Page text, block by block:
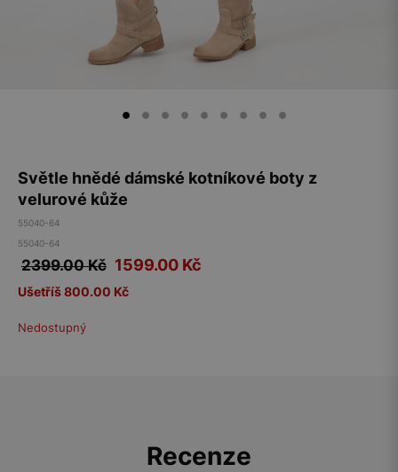
Světle hnědé dámské kotníkové boty z
velurové kůže
55040-64
55040-64
2399.00 Kč 1599.00 Kč
Ušetříš 800.00 Kč
Nedostupný
Recenze